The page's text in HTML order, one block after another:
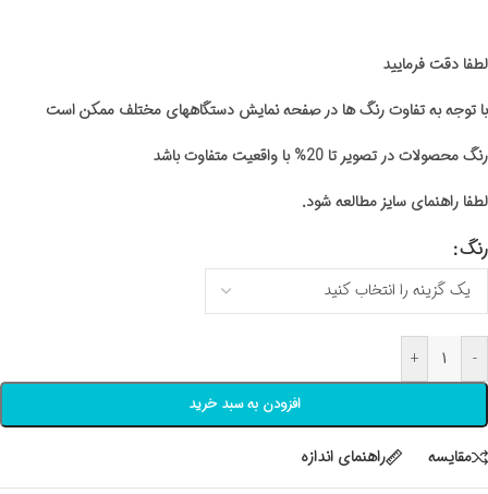
لطفا دقت فرمایید
با توجه به تفاوت رنگ ها در صفحه نمایش دستگاههای مختلف ممکن است
رنگ محصولات در تصویر تا 20% با واقعیت متفاوت باشد
لطفا راهنمای سایز مطالعه شود.
رنگ
-
+
افزودن به سبد خرید
مقايسه راهنمای اندازه